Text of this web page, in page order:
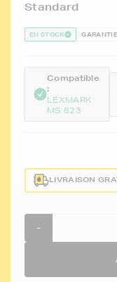
Standard
EN STOCK
Compatible
:
LEXMARK
MS 823
LIVRAISON
-